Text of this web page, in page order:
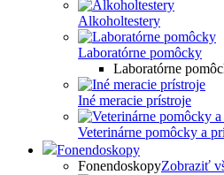
Alkoholtestery
Laboratórne pomôcky
Laboratórne
Iné meracie prístroje
Veterinárne pomôcky a
Fonendoskopy
FonendoskopyZobraziť